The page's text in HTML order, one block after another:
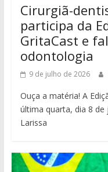
Cirurgiã-
participa da
GritaCast e
odontologia
9 de julho de 2026
Ouça a matéria! A
última quarta, dia 8 de
Larissa